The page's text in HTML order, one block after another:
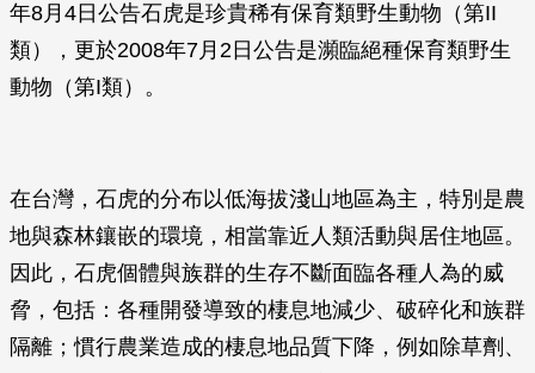
年8月4日公告石虎是珍貴稀有保育類野生動物（第II
類），更於2008年7月2日公告是瀕臨絕種保育類野生
動物（第I類）。
在台灣，石虎的分布以低海拔淺山地區為主，特別是農
地與森林鑲嵌的環境，相當靠近人類活動與居住地區。
因此，石虎個體與族群的生存不斷面臨各種人為的威
脅，包括：各種開發導致的棲息地減少、破碎化和族群
隔離；慣行農業造成的棲息地品質下降，例如除草劑、